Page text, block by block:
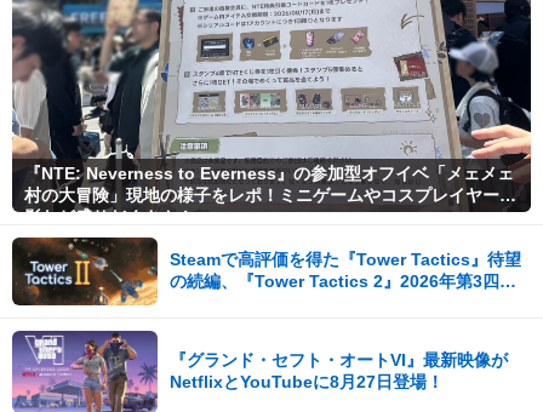
『NTE: Neverness to Everness』の参加型オフイベ「メェメェ
村の大冒険」現地の様子をレポ！ミニゲームやコスプレイヤー撮
影など盛りだくさん！
Steamで高評価を得た『Tower Tactics』待望
の続編、『Tower Tactics 2』2026年第3四半
『グランド・セフト・オートVI』最新映像が
NetflixとYouTubeに8月27日登場！